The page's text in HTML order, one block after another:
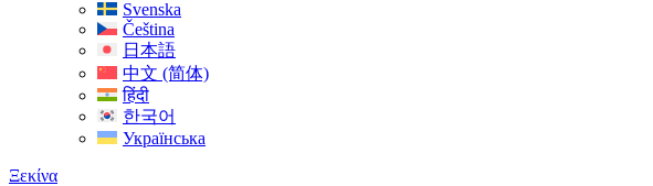
Svenska
Čeština
日本語
中文 (简体)
हिंदी
한국어
Українська
Ξεκίνα